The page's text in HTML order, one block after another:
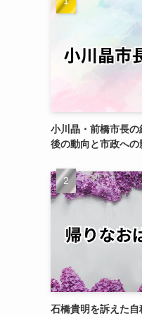
小川晶・前橋市長
後の動向と市政への
石橋貴明を訴えた